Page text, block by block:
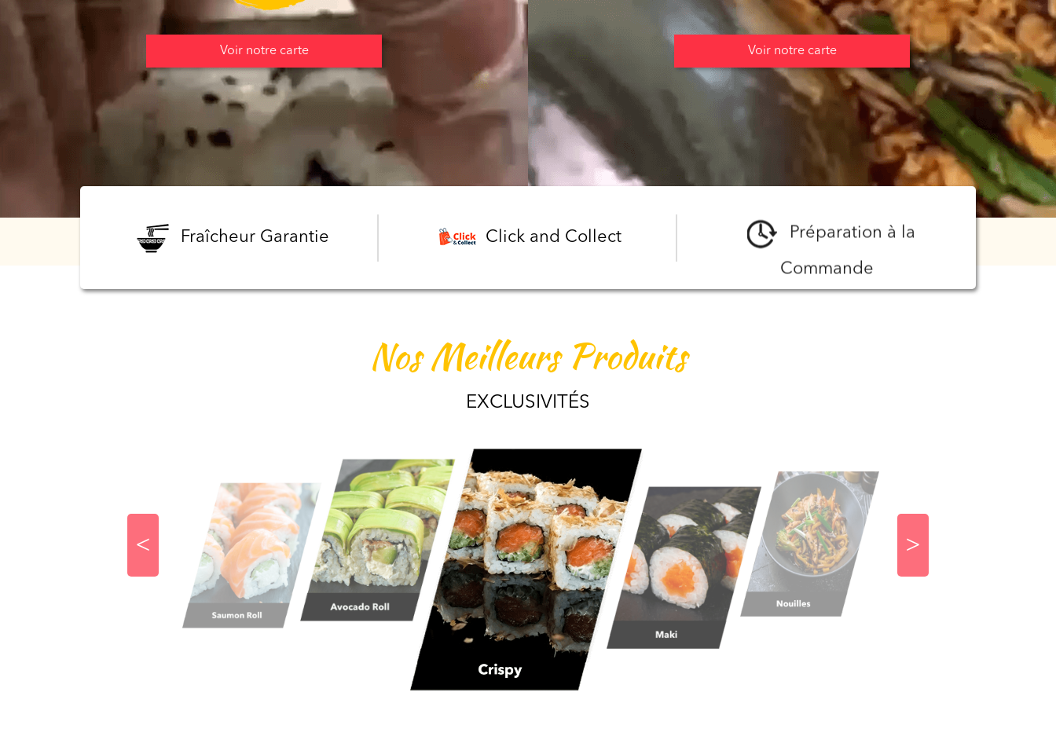
Fidélité
Zones
de
Voir notre carte Voir notre carte
Fraîcheur Garantie Click and Collect
Préparation à la
Commande
Nos Meilleurs Produits
EXCLUSIVITÉS